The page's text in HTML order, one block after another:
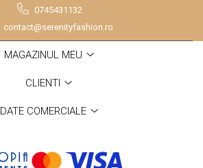
0745431132
contact@serenityfashion.ro
MAGAZINUL MEU
CLIENTI
DATE COMERCIALE